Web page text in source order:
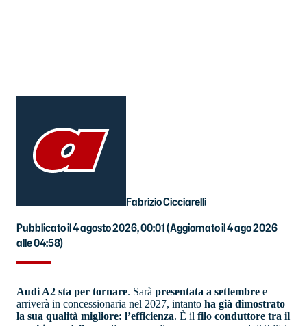
Fabrizio Cicciarelli
Pubblicato il 4 agosto 2026, 00:01(Aggiornato il 4 ago 2026
alle 04:58)
Audi A2 sta per tornare. Sarà presentata a settembre e
arriverà in concessionaria nel 2027, intanto ha già dimostrato
la sua qualità migliore: l’efficienza. È il filo conduttore tra il